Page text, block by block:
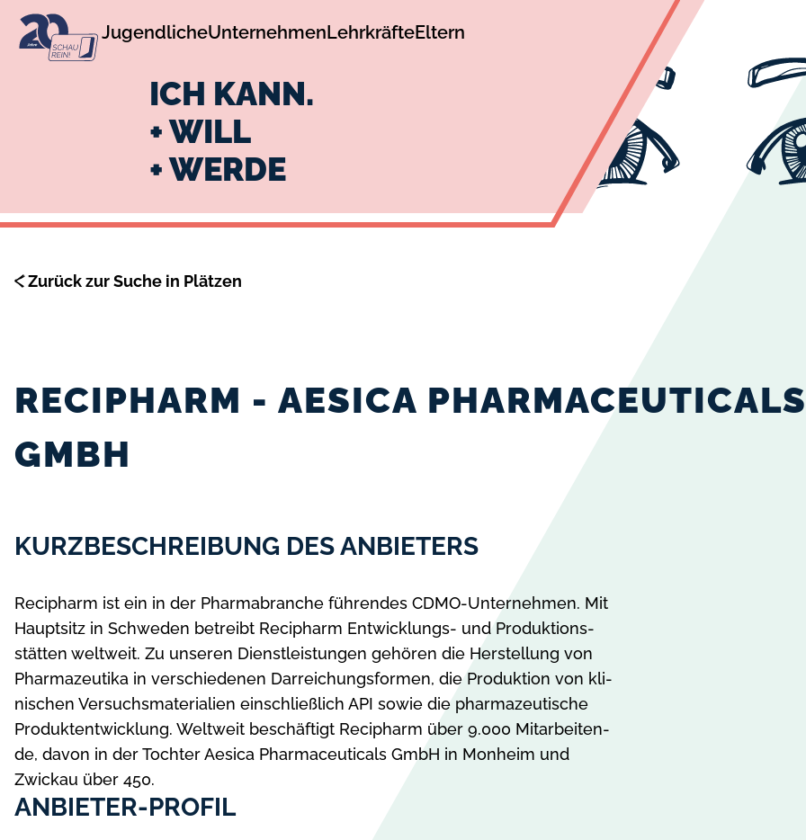
Navigation
zum
Inhalt
JugendlicheUnternehmenLehrkräfteEltern
ICH KANN.
+ WILL
+ WERDE
Zurück zur Suche in Plätzen
RECIPHARM - AESICA PHARMACEUTICALS
GMBH
KURZBESCHREIBUNG DES ANBIETERS
Recipharm ist ein in der Phar­ma­bran­che füh­ren­des CDMO-Unternehmen. Mit
Hauptsitz in Schwe­den be­treibt Recipharm Ent­wick­lungs- und Pro­duk­ti­ons­
stät­ten welt­weit. Zu un­se­ren Dienst­leis­tun­gen ge­hö­ren die Herstellung von
Phar­ma­zeu­ti­ka in ver­schie­de­nen Dar­rei­chungs­for­men, die Pro­duk­ti­on von kli­
ni­schen Ver­suchs­ma­te­ri­a­li­en ein­schließ­lich API so­wie die pharmazeutische
Pro­dukt­ent­wick­lung. Welt­weit be­schäf­tigt Recipharm über 9.000 Mit­ar­beit­en­
de, da­von in der Toch­ter Aesica Pharmaceuticals GmbH in Monheim und
Zwickau über 450.
ANBIETER-PROFIL